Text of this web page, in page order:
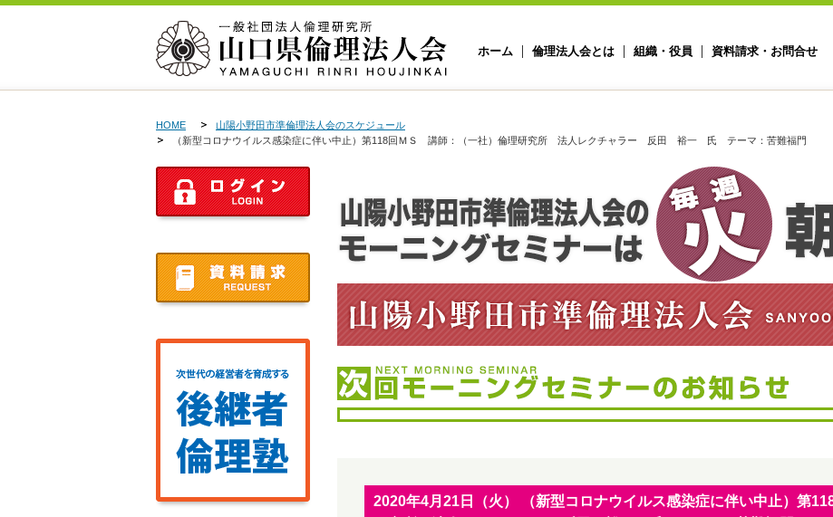
ホーム 倫理法人会とは 組織・役員 資料請求・お問合せ
HOME
山陽小野田市準倫理法人会のスケジュール
（新型コロナウイルス感染症に伴い中止）第118回ＭＳ 講師：（一社）倫理研究所 法人レクチャラー 反田 裕一 氏 テーマ：苦難福門
2020年4月21日（火） （新型コロナウイルス感染症に伴い中止）第